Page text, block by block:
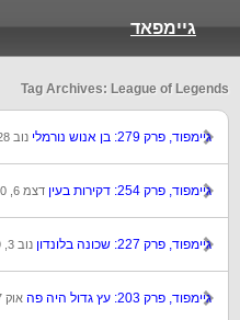
גיימפאד
Tag Archives: League of Legends
גיימפוד, פרק 279: בן אנוש נורמלי נוב 28, 2021
גיימפוד, פרק 254: דקירות בעין דצמ 6, 2020
גיימפוד, פרק 227: שכונה בלונדון נוב 3, 2019
גיימפוד, פרק 203: עץ גדול היה פה אוק 27, 2018